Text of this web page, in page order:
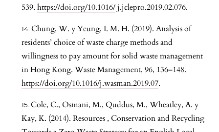
539. https://doi.org/10.1016/j.jclepro.2019.02.076.
Chung, W. y Yeung, I. M. H. (2019). Analysis of
residents’ choice of waste charge methods and
willingness to pay amount for solid waste management
in Hong Kong. Waste Management, 96, 136–148.
https://doi.org/10.1016/j.wasman.2019.07.
Cole, C., Osmani, M., Quddus, M., Wheatley, A. y
Kay, K. (2014). Resources , Conservation and Recycling